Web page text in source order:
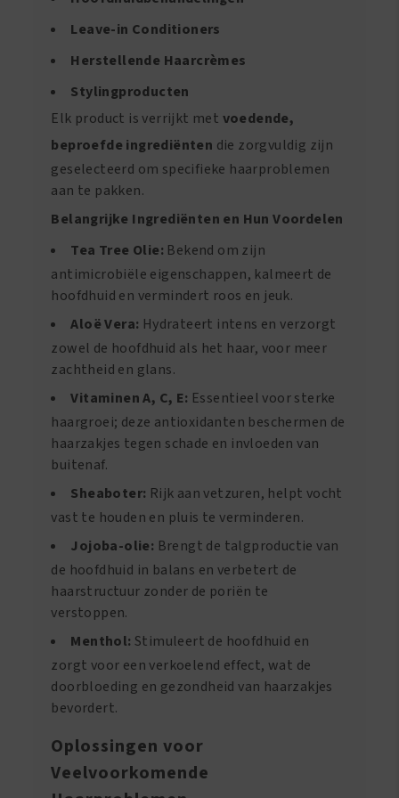
Leave-in Conditioners
Herstellende Haarcrèmes
Stylingproducten
Elk product is verrijkt met voedende,
beproefde ingrediënten die zorgvuldig zijn
geselecteerd om specifieke haarproblemen
aan te pakken.
Belangrijke Ingrediënten en Hun Voordelen
Tea Tree Olie: Bekend om zijn
antimicrobiële eigenschappen, kalmeert de
hoofdhuid en vermindert roos en jeuk.
Aloë Vera: Hydrateert intens en verzorgt
zowel de hoofdhuid als het haar, voor meer
zachtheid en glans.
Vitaminen A, C, E: Essentieel voor sterke
haargroei; deze antioxidanten beschermen de
haarzakjes tegen schade en invloeden van
buitenaf.
Sheaboter: Rijk aan vetzuren, helpt vocht
vast te houden en pluis te verminderen.
Jojoba-olie: Brengt de talgproductie van
de hoofdhuid in balans en verbetert de
haarstructuur zonder de poriën te
verstoppen.
Menthol: Stimuleert de hoofdhuid en
zorgt voor een verkoelend effect, wat de
doorbloeding en gezondheid van haarzakjes
bevordert.
Oplossingen voor
Veelvoorkomende